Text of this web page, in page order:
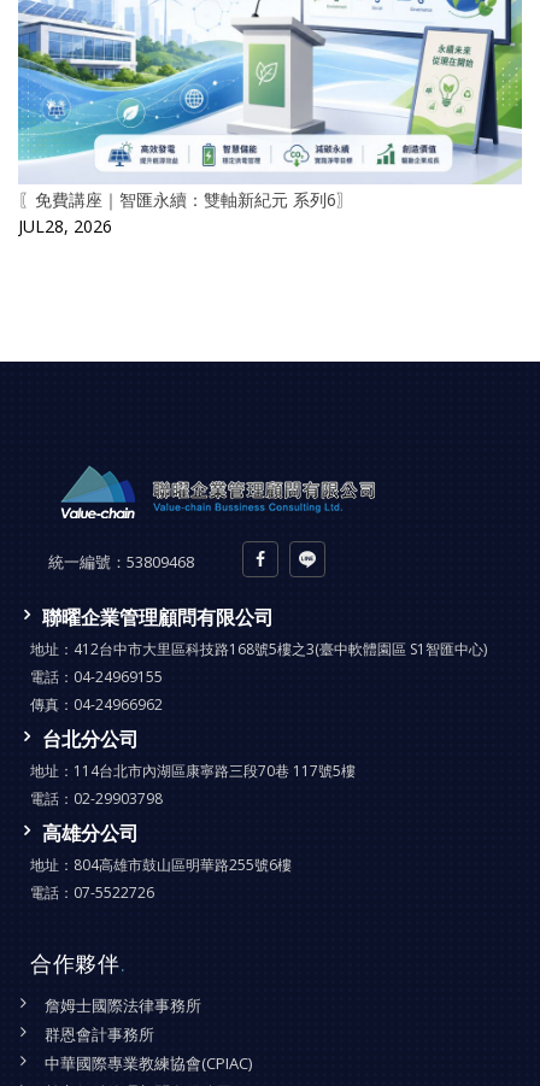
〖免費講座｜智匯永續：雙軸新紀元 系列6〗
JUL28, 2026
統一編號： 53809468
聯曜企業管理顧問有限公司
地址： 412台中市大里區科技路168號5樓之3(臺中軟體園區 S1智匯中心)
電話： 04-24969155
傳真： 04-24966962
台北分公司
地址： 114台北市內湖區康寧路三段70巷 117號5樓
電話： 02-29903798
高雄分公司
地址： 804高雄市鼓山區明華路255號6樓
電話： 07-5522726
合作夥伴.
詹姆士國際法律事務所
群恩會計事務所
中華國際專業教練協會(CPIAC)